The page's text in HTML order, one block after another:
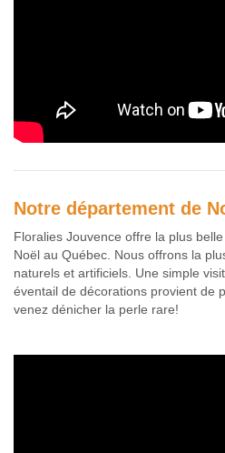
Notre département de
Floralies Jouvence offre la plus
Noël au Québec. Nous offrons la
naturels et artificiels. Une simple
éventail de décorations provient de
venez dénicher la perle rare!